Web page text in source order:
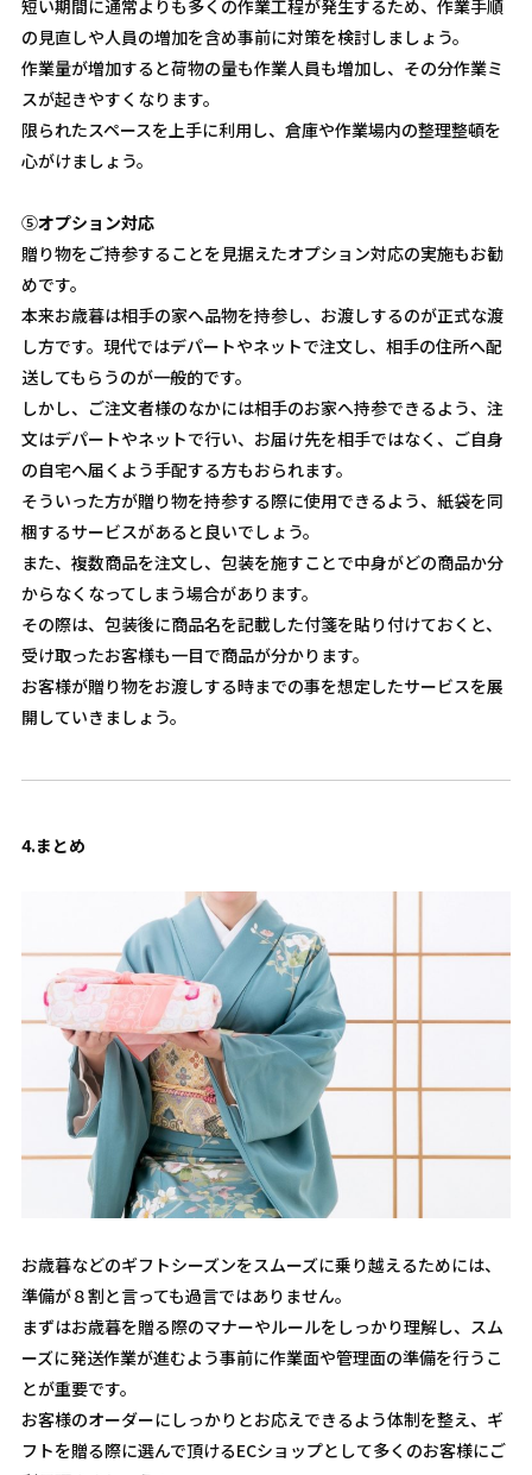
短い期間に通常よりも多くの作業工程が発生するため、作業手順
の見直しや人員の増加を含め事前に対策を検討しましょう。
作業量が増加すると荷物の量も作業人員も増加し、その分作業ミ
スが起きやすくなります。
限られたスペースを上手に利用し、倉庫や作業場内の整理整頓を
心がけましょう。
⑤オプション対応
贈り物をご持参することを見据えたオプション対応の実施もお勧
めです。
本来お歳暮は相手の家へ品物を持参し、お渡しするのが正式な渡
し方です。現代ではデパートやネットで注文し、相手の住所へ配
送してもらうのが一般的です。
しかし、ご注文者様のなかには相手のお家へ持参できるよう、注
文はデパートやネットで行い、お届け先を相手ではなく、ご自身
の自宅へ届くよう手配する方もおられます。
そういった方が贈り物を持参する際に使用できるよう、紙袋を同
梱するサービスがあると良いでしょう。
また、複数商品を注文し、包装を施すことで中身がどの商品か分
からなくなってしまう場合があります。
その際は、包装後に商品名を記載した付箋を貼り付けておくと、
受け取ったお客様も一目で商品が分かります。
お客様が贈り物をお渡しする時までの事を想定したサービスを展
開していきましょう。
4.まとめ
お歳暮などのギフトシーズンをスムーズに乗り越えるためには、
準備が８割と言っても過言ではありません。
まずはお歳暮を贈る際のマナーやルールをしっかり理解し、スム
ーズに発送作業が進むよう事前に作業面や管理面の準備を行うこ
とが重要です。
お客様のオーダーにしっかりとお応えできるよう体制を整え、ギ
フトを贈る際に選んで頂けるECショップとして多くのお客様にご